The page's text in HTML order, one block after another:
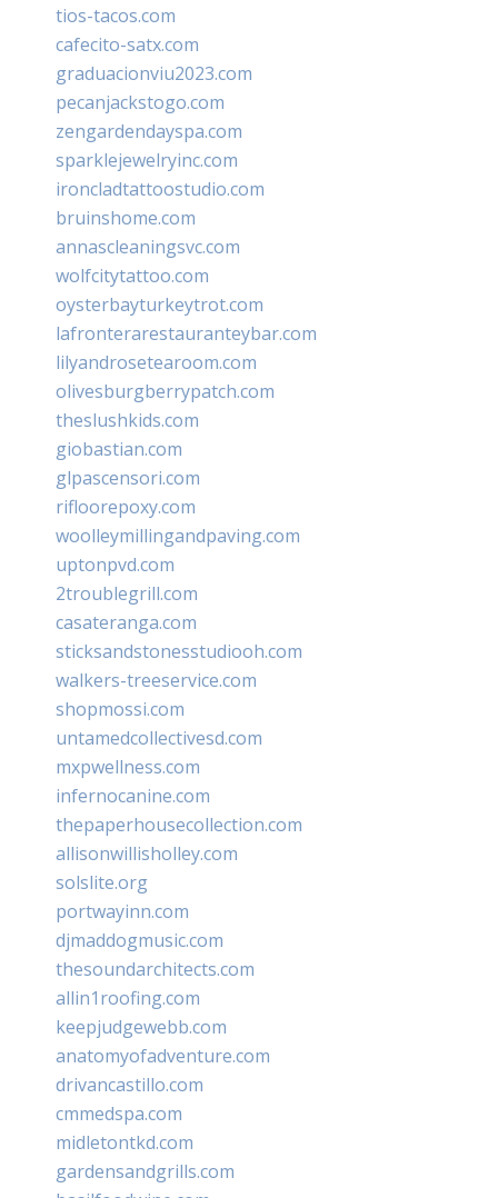
tios-tacos.com
cafecito-satx.com
graduacionviu2023.com
pecanjackstogo.com
zengardendayspa.com
sparklejewelryinc.com
ironcladtattoostudio.com
bruinshome.com
annascleaningsvc.com
wolfcitytattoo.com
oysterbayturkeytrot.com
lafronterarestauranteybar.com
lilyandrosetearoom.com
olivesburgberrypatch.com
theslushkids.com
giobastian.com
glpascensori.com
rifloorepoxy.com
woolleymillingandpaving.com
uptonpvd.com
2troublegrill.com
casateranga.com
sticksandstonesstudiooh.com
walkers-treeservice.com
shopmossi.com
untamedcollectivesd.com
mxpwellness.com
infernocanine.com
thepaperhousecollection.com
allisonwillisholley.com
solslite.org
portwayinn.com
djmaddogmusic.com
thesoundarchitects.com
allin1roofing.com
keepjudgewebb.com
anatomyofadventure.com
drivancastillo.com
cmmedspa.com
midletontkd.com
gardensandgrills.com